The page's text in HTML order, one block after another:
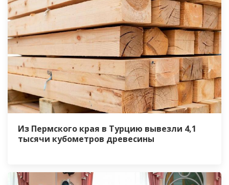
Из Пермского края в Турцию вывезли 4,1
тысячи кубометров древесины